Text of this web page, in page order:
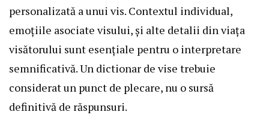
personalizată a unui vis. Contextul individual,
emoțiile asociate visului, și alte detalii din viața
visătorului sunt esențiale pentru o interpretare
semnificativă. Un dictionar de vise trebuie
considerat un punct de plecare, nu o sursă
definitivă de răspunsuri.